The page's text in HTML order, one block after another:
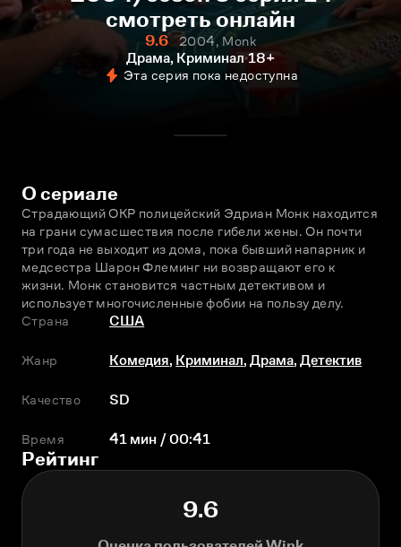
смотреть онлайн
9.6
2004, Monk
Драма, Криминал 18+
Эта серия пока недоступна
О сериале
Страдающий ОКР полицейский Эдриан Монк находится
на грани сумасшествия после гибели жены. Он почти
три года не выходит из дома, пока бывший напарник и
медсестра Шарон Флеминг ни возвращают его к
жизни. Монк становится частным детективом и
использует многочисленные фобии на пользу делу.
Страна
США
Жанр Комедия, Криминал,Драма,Детектив
Качество SD
Время 41 мин / 00:41
Рейтинг
9.6